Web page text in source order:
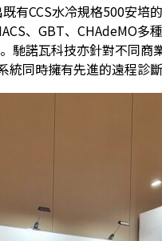
有CCS水冷規格500安培
、GBT、CHAdeMO多
馳諾瓦科技亦針對不同
統同時擁有先進的遠程診